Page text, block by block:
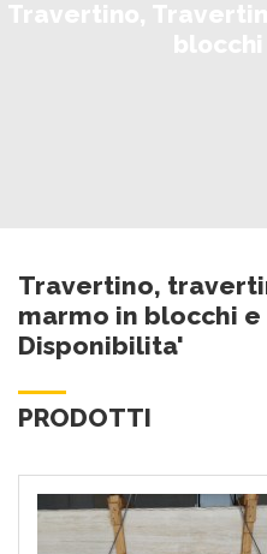
Travertino,
marmo in blocchi
Disponibilita'
PRODOTTI